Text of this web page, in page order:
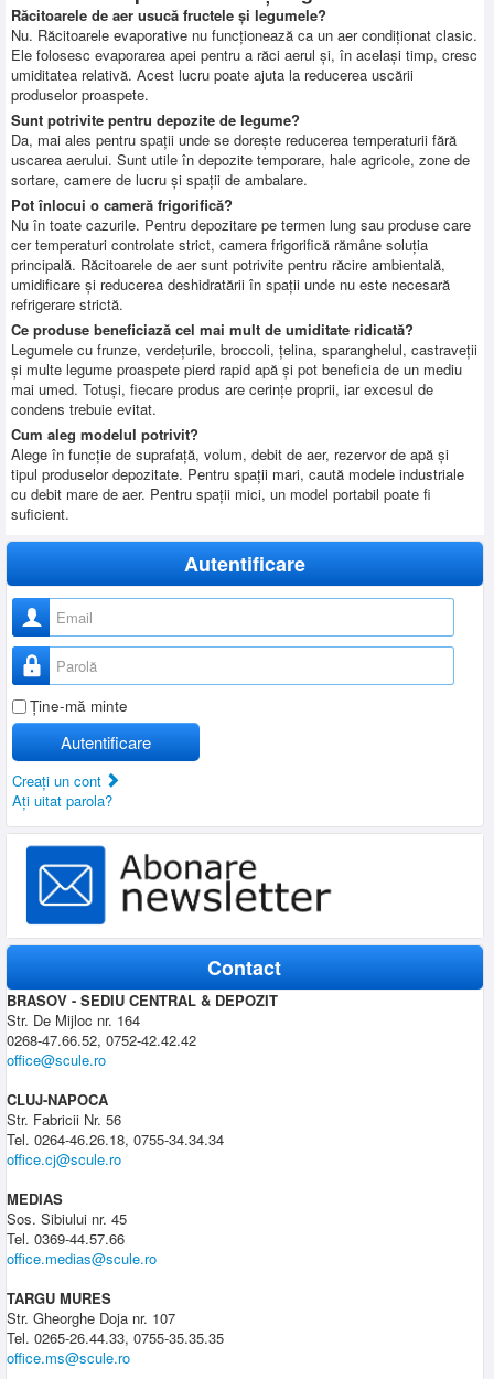
Răcitoarele de aer usucă fructele și legumele?
Nu. Răcitoarele evaporative nu funcționează ca un aer condiționat clasic.
Ele folosesc evaporarea apei pentru a răci aerul și, în același timp, cresc
umiditatea relativă. Acest lucru poate ajuta la reducerea uscării
produselor proaspete.
Sunt potrivite pentru depozite de legume?
Da, mai ales pentru spații unde se dorește reducerea temperaturii fără
uscarea aerului. Sunt utile în depozite temporare, hale agricole, zone de
sortare, camere de lucru și spații de ambalare.
Pot înlocui o cameră frigorifică?
Nu în toate cazurile. Pentru depozitare pe termen lung sau produse care
cer temperaturi controlate strict, camera frigorifică rămâne soluția
principală. Răcitoarele de aer sunt potrivite pentru răcire ambientală,
umidificare și reducerea deshidratării în spații unde nu este necesară
refrigerare strictă.
Ce produse beneficiază cel mai mult de umiditate ridicată?
Legumele cu frunze, verdețurile, broccoli, țelina, sparanghelul, castraveții
și multe legume proaspete pierd rapid apă și pot beneficia de un mediu
mai umed. Totuși, fiecare produs are cerințe proprii, iar excesul de
condens trebuie evitat.
Cum aleg modelul potrivit?
Alege în funcție de suprafață, volum, debit de aer, rezervor de apă și
tipul produselor depozitate. Pentru spații mari, caută modele industriale
cu debit mare de aer. Pentru spații mici, un model portabil poate fi
suficient.
Autentificare
Nume utilizator
Parolă
Ţine-mă minte
Autentificare
Creaţi un cont
Aţi uitat parola?
Contact
BRASOV - SEDIU CENTRAL & DEPOZIT
Str. De Mijloc nr. 164
0268-47.66.52, 0752-42.42.42
office@scule.ro
CLUJ-NAPOCA
Str. Fabricii Nr. 56
Tel. 0264-46.26.18, 0755-34.34.34
office.cj@scule.ro
MEDIAS
Sos. Sibiului nr. 45
Tel. 0369-44.57.66
office.medias@scule.ro
TARGU MURES
Str. Gheorghe Doja nr. 107
Tel. 0265-26.44.33, 0755-35.35.35
office.ms@scule.ro